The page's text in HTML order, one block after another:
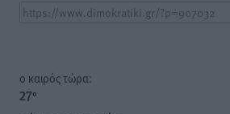
o καιρός τώρα:
27°